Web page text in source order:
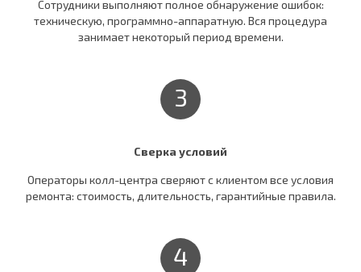
Сотрудники выполняют полное обнаружение ошибок:
техническую, программно-аппаратную. Вся процедура
занимает некоторый период времени.
3
Сверка условий
Операторы колл-центра сверяют c клиентом все условия
ремонта: стоимость, длительность, гарантийные правила.
4